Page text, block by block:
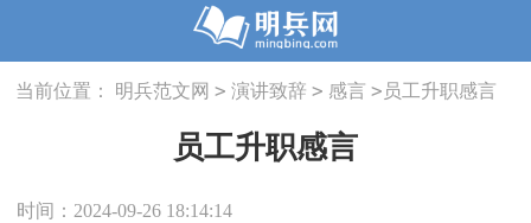
当前位置： 明兵范文网 > 演讲致辞 > 感言 > 员工升职感言
员工升职感言
时间：2024-09-26 18:14:14